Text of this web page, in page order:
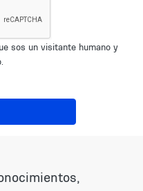
sos un visitante humano y